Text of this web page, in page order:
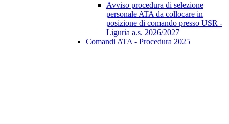
Avviso procedura di selezione
personale ATA da collocare in
posizione di comando presso USR -
Liguria a.s. 2026/2027
Comandi ATA - Procedura 2025